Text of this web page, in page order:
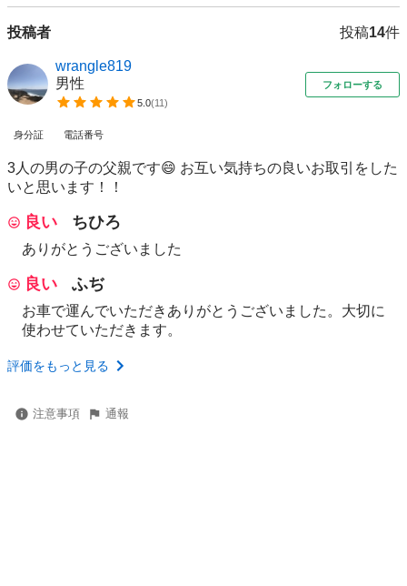
投稿者 投稿14件
wrangle819
男性
5.0(11)
フォローする
身分証 電話番号
3人の男の子の父親です😄 お互い気持ちの良いお取引をした
いと思います！！
良い ちひろ
ありがとうございました
良い ふぢ
お車で運んでいただきありがとうございました。大切に
使わせていただきます。
評価をもっと見る
注意事項 通報